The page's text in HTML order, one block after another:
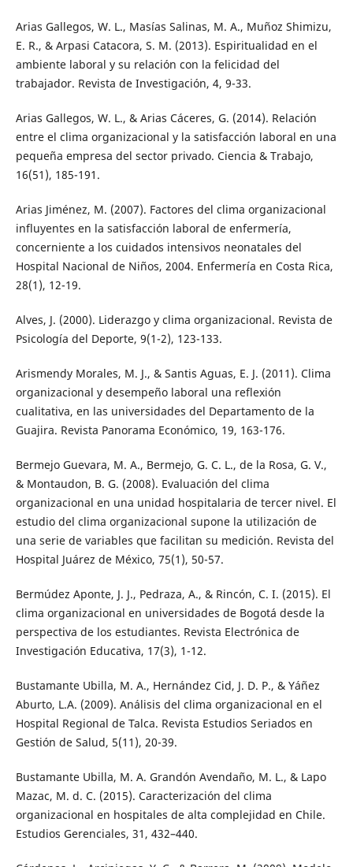
Arias Gallegos, W. L., Masías Salinas, M. A., Muñoz Shimizu,
E. R., & Arpasi Catacora, S. M. (2013). Espiritualidad en el
ambiente laboral y su relación con la felicidad del
trabajador. Revista de Investigación, 4, 9-33.
Arias Gallegos, W. L., & Arias Cáceres, G. (2014). Relación
entre el clima organizacional y la satisfacción laboral en una
pequeña empresa del sector privado. Ciencia & Trabajo,
16(51), 185-191.
Arias Jiménez, M. (2007). Factores del clima organizacional
influyentes en la satisfacción laboral de enfermería,
concerniente a los cuidados intensivos neonatales del
Hospital Nacional de Niños, 2004. Enfermería en Costa Rica,
28(1), 12-19.
Alves, J. (2000). Liderazgo y clima organizacional. Revista de
Psicología del Deporte, 9(1-2), 123-133.
Arismendy Morales, M. J., & Santis Aguas, E. J. (2011). Clima
organizacional y desempeño laboral una reflexión
cualitativa, en las universidades del Departamento de la
Guajira. Revista Panorama Económico, 19, 163-176.
Bermejo Guevara, M. A., Bermejo, G. C. L., de la Rosa, G. V.,
& Montaudon, B. G. (2008). Evaluación del clima
organizacional en una unidad hospitalaria de tercer nivel. El
estudio del clima organizacional supone la utilización de
una serie de variables que facilitan su medición. Revista del
Hospital Juárez de México, 75(1), 50-57.
Bermúdez Aponte, J. J., Pedraza, A., & Rincón, C. I. (2015). El
clima organizacional en universidades de Bogotá desde la
perspectiva de los estudiantes. Revista Electrónica de
Investigación Educativa, 17(3), 1-12.
Bustamante Ubilla, M. A., Hernández Cid, J. D. P., & Yáñez
Aburto, L.A. (2009). Análisis del clima organizacional en el
Hospital Regional de Talca. Revista Estudios Seriados en
Gestión de Salud, 5(11), 20-39.
Bustamante Ubilla, M. A. Grandón Avendaño, M. L., & Lapo
Mazac, M. d. C. (2015). Caracterización del clima
organizacional en hospitales de alta complejidad en Chile.
Estudios Gerenciales, 31, 432–440.